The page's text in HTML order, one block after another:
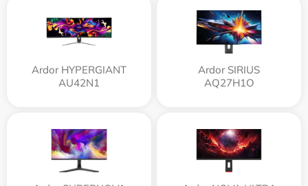
Ardor HYPERGIANT
AU42N1
Ardor SIRIUS
AQ27H1O